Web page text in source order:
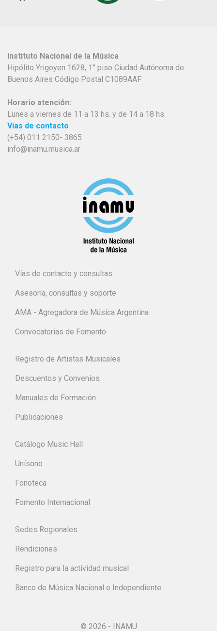
Instituto Nacional de la Música
Hipólito Yrigoyen 1628, 1° piso Ciudad Autónoma de
Buenos Aires Código Postal C1089AAF
Horario atención:
Lunes a viernes de 11 a 13 hs. y de 14 a 18 hs.
Vias de contacto
(+54) 011 2150- 3865
info@inamu.musica.ar
Vías de contacto y consultas
Asesoría, consultas y soporte
AMA - Agregadora de Música Argentina
Convocatorias de Fomento
Registro de Artistas Musicales
Descuentos y Convenios
Manuales de Formación
Publicaciones
Catálogo Music Hall
Unísono
Fonoteca
Fomento Internacional
Sedes Regionales
Rendiciones
Registro para la actividad musical
Banco de Música Nacional e Independiente
© 2026 - INAMU